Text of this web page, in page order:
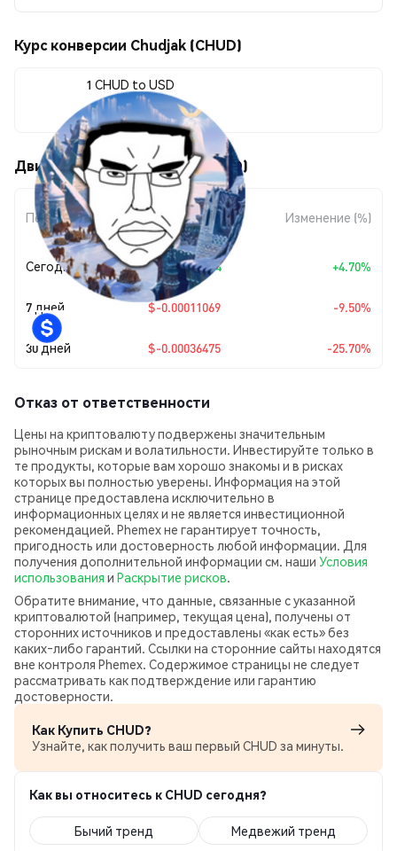
Курс конверсии Chudjak (CHUD)
1 CHUD to USD
$0.00105451
Движения цены Chudjak (CHUD)
Период
Изменение
суммы
Изменение (%)
Сегодня +$0.00004734 +4.70%
7 дней $-0.00011069 -9.50%
30 дней $-0.00036475 -25.70%
Отказ от ответственности
Цены на криптовалюту подвержены значительным
рыночным рискам и волатильности. Инвестируйте только в
те продукты, которые вам хорошо знакомы и в рисках
которых вы полностью уверены. Информация на этой
странице предоставлена исключительно в
информационных целях и не является инвестиционной
рекомендацией. Phemex не гарантирует точность,
пригодность или достоверность любой информации. Для
получения дополнительной информации см. наши Условия
использования и Раскрытие рисков.
Обратите внимание, что данные, связанные с указанной
криптовалютой (например, текущая цена), получены от
сторонних источников и предоставлены «как есть» без
каких‑либо гарантий. Ссылки на сторонние сайты находятся
вне контроля Phemex. Содержимое страницы не следует
рассматривать как подтверждение или гарантию
достоверности.
Как Купить CHUD?
Узнайте, как получить ваш первый CHUD за минуты.
Как вы относитесь к CHUD сегодня?
Бычий тренд Медвежий тренд